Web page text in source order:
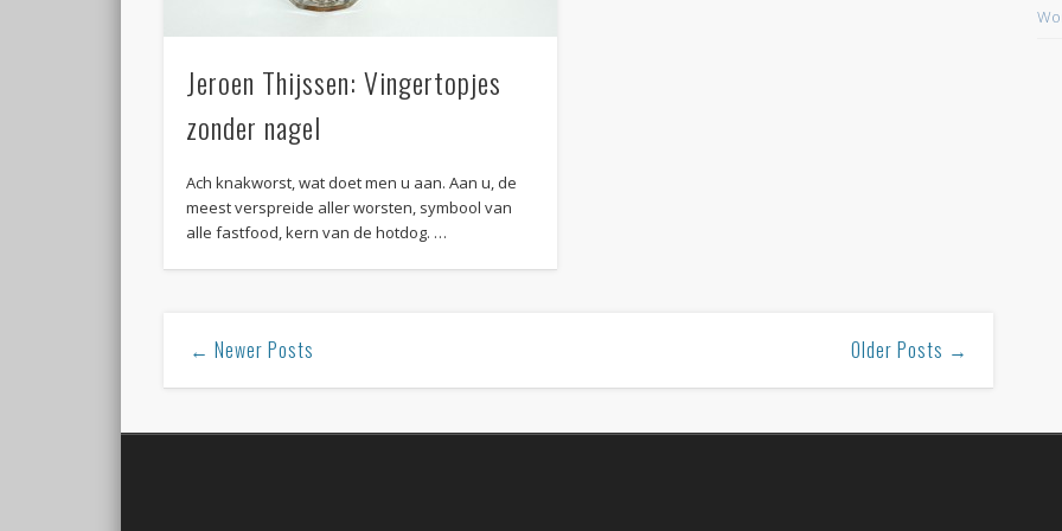
Jeroen Thijssen: Vingertopjes
zonder nagel
Ach knakworst, wat doet men u aan. Aan u, de
meest verspreide aller worsten, symbool van
alle fastfood, kern van de hotdog. …
← Newer Posts Older Posts →